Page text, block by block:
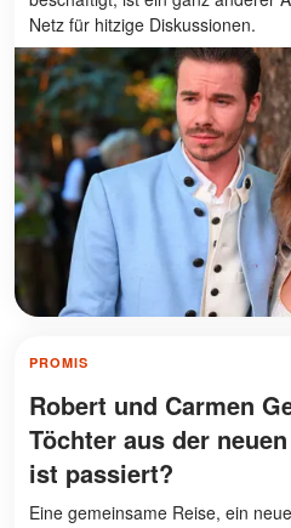
Netz für hitzige Diskussionen.
PROMIS
Robert und Carmen
Töchter aus der
ist passiert?
Eine gemeinsame Reise, ein